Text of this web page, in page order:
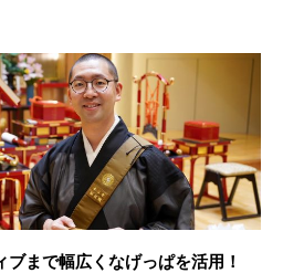
ブまで幅広くなげっぱを活用！